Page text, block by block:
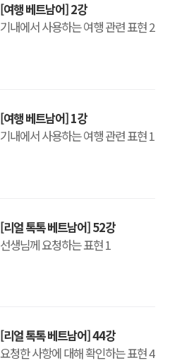
[여행 베트남어] 2강
기내에서 사용하는 여행 관련 표현 2
[여행 베트남어] 1강
기내에서 사용하는 여행 관련 표현 1
[리얼 톡톡 베트남어] 52강
선생님께 요청하는 표현 1
[리얼 톡톡 베트남어] 44강
요청한 사항에 대해 확인하는 표현 4